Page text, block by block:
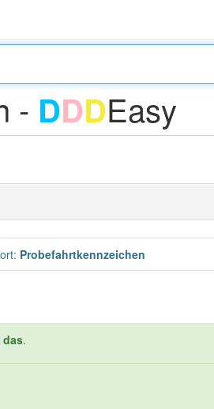
- DDDEasy
: Probefahrtkennzeichen
das.